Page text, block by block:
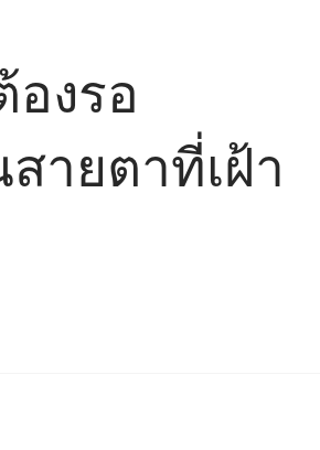
องรอ
สายตาที่เฝ้า